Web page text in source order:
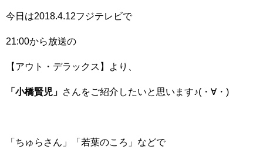
今日は2018.4.12フジテレビで
21:00から放送の
【アウト・デラックス】より、
「小橋賢児」 さんをご紹介したいと思います♪(・∀・)
「ちゅらさん」「若葉のころ」などで